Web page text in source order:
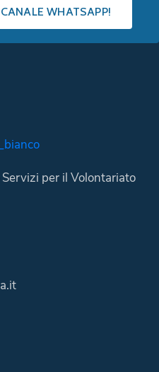
WHATSAPP!
per il Volontariato